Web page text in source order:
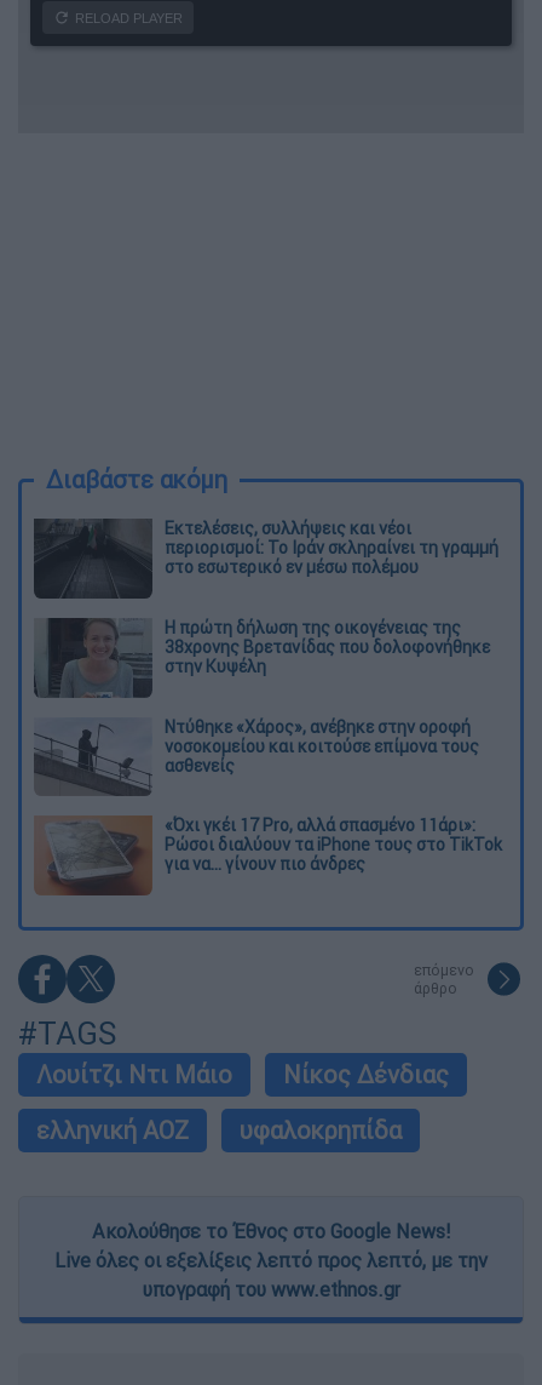
Διαβάστε ακόμη
Εκτελέσεις, συλλήψεις και νέοι
περιορισμοί: Το Ιράν σκληραίνει τη γραμμή
στο εσωτερικό εν μέσω πολέμου
Η πρώτη δήλωση της οικογένειας της
38χρονης Βρετανίδας που δολοφονήθηκε
στην Κυψέλη
Ντύθηκε «Χάρος», ανέβηκε στην οροφή
νοσοκομείου και κοιτούσε επίμονα τους
ασθενείς
«Όχι γκέι 17 Pro, αλλά σπασμένο 11άρι»:
Ρώσοι διαλύουν τα iPhone τους στο TikTok
για να... γίνουν πιο άνδρες
επόμενο
άρθρο
#TAGS
Λουίτζι Ντι Μάιο
Νίκος Δένδιας
ελληνική ΑΟΖ
υφαλοκρηπίδα
Ακολούθησε το Έθνος στο Google News!
Live όλες οι εξελίξεις λεπτό προς λεπτό, με την
υπογραφή του www.ethnos.gr